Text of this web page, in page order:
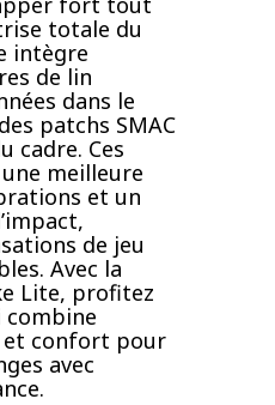
totale du
intègre
de lin
dans le
patchs SMAC
cadre. Ces
meilleure
et un
de jeu
Avec la
Lite, profitez
combine
confort pour
avec